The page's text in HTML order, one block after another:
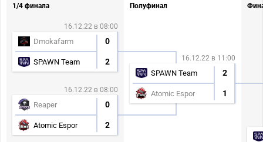
1/4 финала
16.12.22 в 08:00
Dmokafarm 0
SPAWN Team 2
16.12.22 в 08:00
Reaper 0
Atomic Espor 2
Полуфинал
16.12.22 в 11:00
SPAWN Team 2
Atomic Espor 1